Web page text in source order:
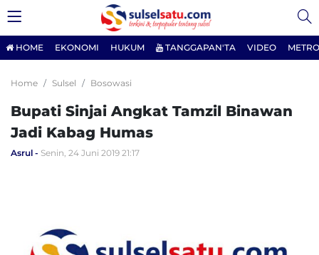
HOME EKONOMI HUKUM TANGGAPAN'TA VIDEO
Home Sulsel Bosowasi
Bupati Sinjai Angkat Tamzil Binawan
Jadi Kabag Humas
Asrul Senin, 24 Juni 2019 21:17